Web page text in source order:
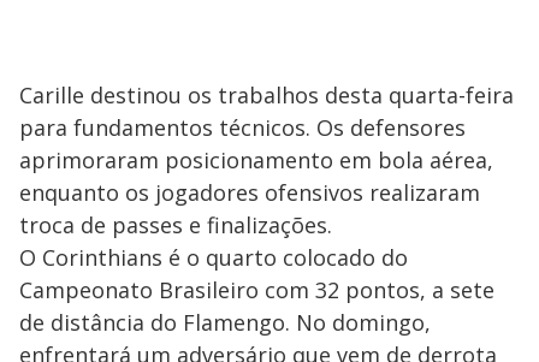
Carille destinou os trabalhos desta quarta-feira
para fundamentos técnicos. Os defensores
aprimoraram posicionamento em bola aérea,
enquanto os jogadores ofensivos realizaram
troca de passes e finalizações.
O Corinthians é o quarto colocado do
Campeonato Brasileiro com 32 pontos, a sete
de distância do Flamengo. No domingo,
enfrentará um adversário que vem de derrota